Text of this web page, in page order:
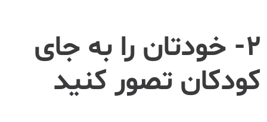
۲- خودتان را به جای
کودکان تصور کنید